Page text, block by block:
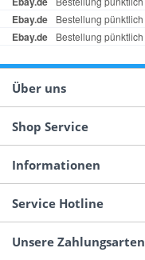
Über uns
Shop Service
Informationen
Service Hotline
Unsere Zahlungsarten